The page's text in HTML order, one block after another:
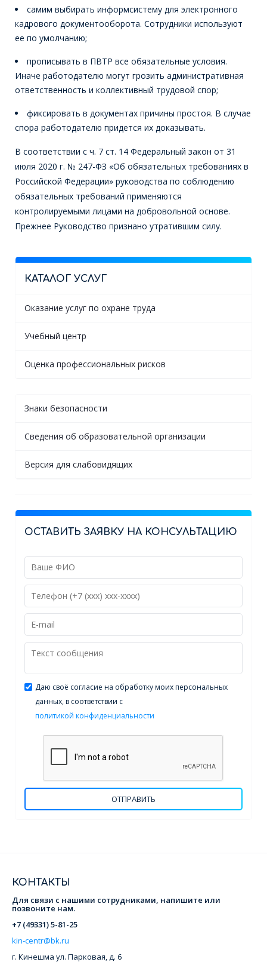
самим выбирать информсистему для электронного
кадрового документооборота. Сотрудники используют
ее по умолчанию;
прописывать в ПВТР все обязательные условия.
Иначе работодателю могут грозить административная
ответственность и коллективный трудовой спор;
фиксировать в документах причины простоя. В случае
спора работодателю придется их доказывать.
В соответствии с ч. 7 ст. 14 Федеральный закон от 31
июля 2020 г. № 247-ФЗ «Об обязательных требованиях в
Российской Федерации» руководства по соблюдению
обязательных требований применяются
контролируемыми лицами на добровольной основе.
Прежнее Руководство признано утратившим силу.
КАТАЛОГ УСЛУГ
Оказание услуг по охране труда
Учебный центр
Оценка профессиональных рисков
Знаки безопасности
Сведения об образовательной организации
Версия для слабовидящих
ОСТАВИТЬ ЗАЯВКУ НА КОНСУЛЬТАЦИЮ
Даю своё согласие на обработку моих персональных
данных, в соответствии с
политикой конфиденциальности
ОТПРАВИТЬ
КОНТАКТЫ
Для связи с нашими сотрудниками, напишите или
позвоните нам.
+7 (49331) 5-81-25
kin-centr@bk.ru
г. Кинешма ул. Парковая, д. 6